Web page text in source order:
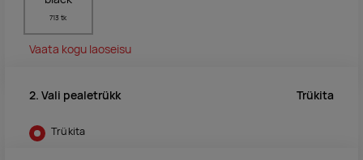
713 tk
Vaata kogu laoseisu
2. Vali pealetrükk Trükita
Trükita